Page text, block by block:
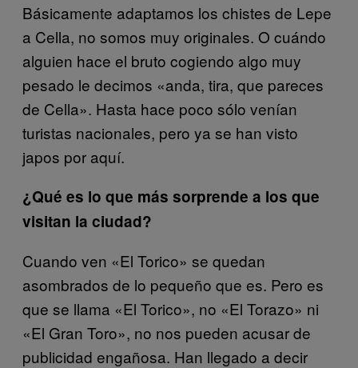
Básicamente adaptamos los chistes de Lepe
a Cella, no somos muy originales. O cuándo
alguien hace el bruto cogiendo algo muy
pesado le decimos «anda, tira, que pareces
de Cella». Hasta hace poco sólo venían
turistas nacionales, pero ya se han visto
japos por aquí.
¿Qué es lo que más sorprende a los que
visitan la ciudad?
Cuando ven «El Torico» se quedan
asombrados de lo pequeño que es. Pero es
que se llama «El Torico», no «El Torazo» ni
«El Gran Toro», no nos pueden acusar de
publicidad engañosa. Han llegado a decir